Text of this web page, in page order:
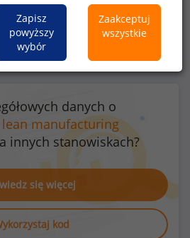
do użytku prywatnego
danych o
lean manufacturing
innych stanowiskach?
się więcej
kod
Zapisz
powyższy
wybór
Zaakceptuj
wszystkie